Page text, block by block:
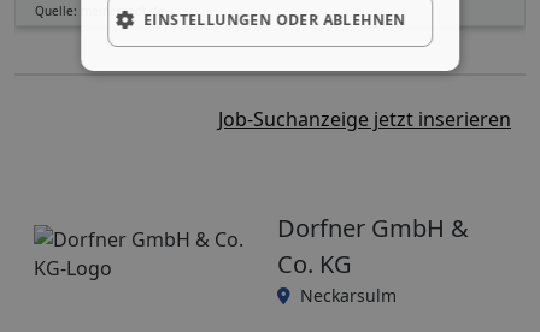
Quelle: meinestadt.de
Job-Suchanzeige jetzt inserieren
Dorfner GmbH &
Co. KG
Neckarsulm
EINSTELLUNGEN ODER ABLEHNEN